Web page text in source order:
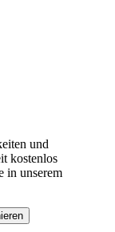
und
kostenlos
in unserem